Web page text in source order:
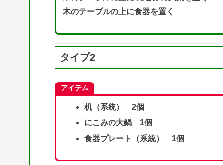
木のテーブルの上に食器を置く
タイプ2
アイテム
机（系統） 2個
にこみの大鍋 1個
食器プレート（系統） 1個